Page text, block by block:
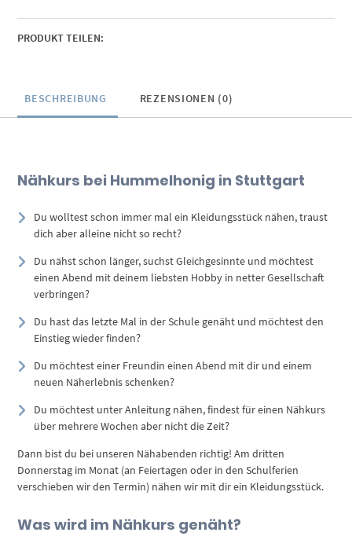
PRODUKT TEILEN:
BESCHREIBUNG REZENSIONEN (0)
Nähkurs bei Hummelhonig in Stuttgart
Du wolltest schon immer mal ein Kleidungsstück nähen, traust
dich aber alleine nicht so recht?
Du nähst schon länger, suchst Gleichgesinnte und möchtest
einen Abend mit deinem liebsten Hobby in netter Gesellschaft
verbringen?
Du hast das letzte Mal in der Schule genäht und möchtest den
Einstieg wieder finden?
Du möchtest einer Freundin einen Abend mit dir und einem
neuen Näherlebnis schenken?
Du möchtest unter Anleitung nähen, findest für einen Nähkurs
über mehrere Wochen aber nicht die Zeit?
Dann bist du bei unseren Nähabenden richtig! Am dritten
Donnerstag im Monat (an Feiertagen oder in den Schulferien
verschieben wir den Termin) nähen wir mit dir ein Kleidungsstück.
Was wird im Nähkurs genäht?